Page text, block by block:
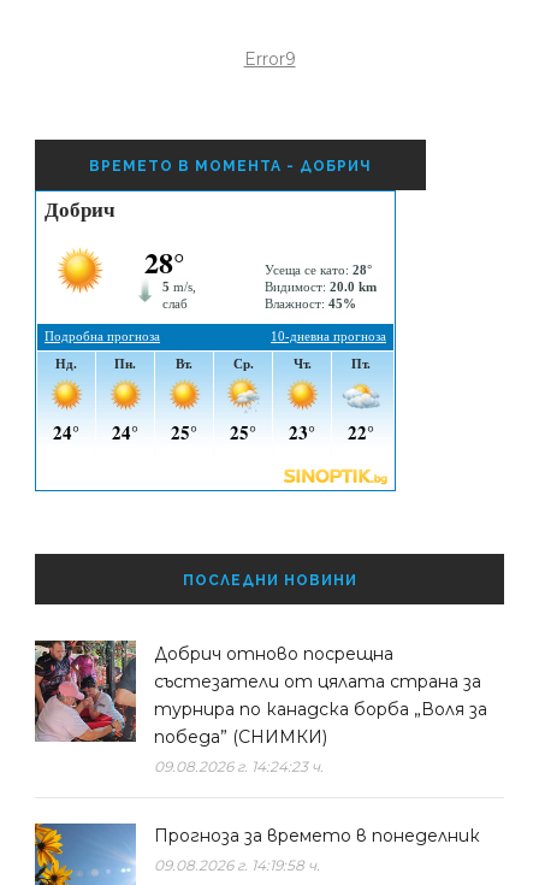
Error9
ВРЕМЕТО В МОМЕНТА - ДОБРИЧ
ПОСЛЕДНИ НОВИНИ
Добрич отново посрещна
състезатели от цялата страна за
турнира по канадска борба „Воля за
победа” (СНИМКИ)
09.08.2026 г. 14:24:23 ч.
Прогноза за времето в понеделник
09.08.2026 г. 14:19:58 ч.